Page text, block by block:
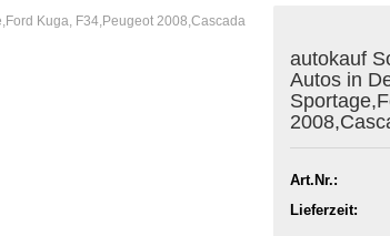
Kuga, F34,Peugeot 2008,Cascada
autokauf
Autos in
Art.Nr.:
Lieferzeit: